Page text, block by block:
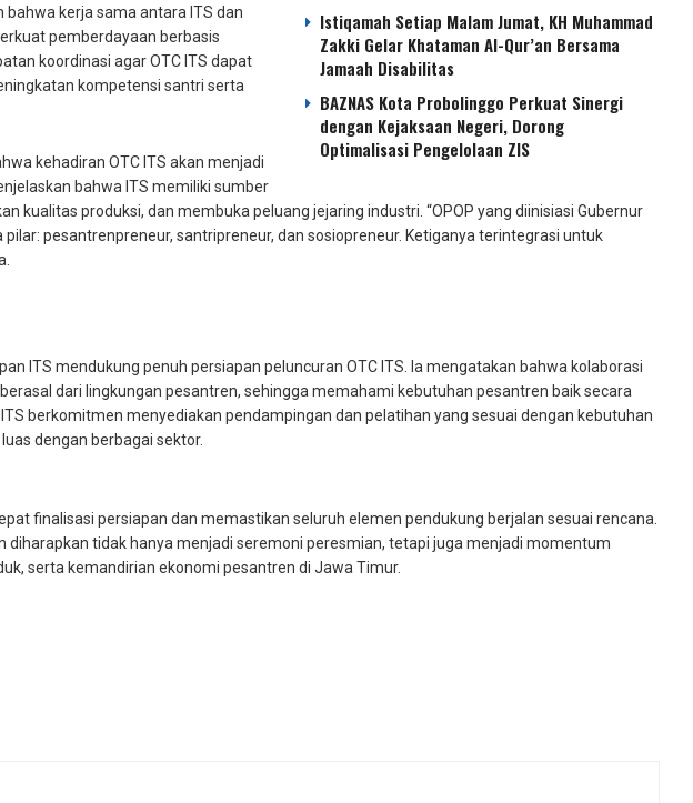
Istiqamah Setiap Malam Jumat, KH Muhammad
Zakki Gelar Khataman Al-Qur’an Bersama
Jamaah Disabilitas
BAZNAS Kota Probolinggo Perkuat Sinergi
dengan Kejaksaan Negeri, Dorong
Optimalisasi Pengelolaan ZIS
bahwa kerja sama antara ITS dan
pemberdayaan berbasis
koordinasi agar OTC ITS dapat
kompetensi santri serta
kehadiran OTC ITS akan menjadi
bahwa ITS memiliki sumber
kualitas produksi, dan membuka peluang jejaring industri. “OPOP yang diinisiasi Gubernur
pesantrenpreneur, santripreneur, dan sosiopreneur. Ketiganya terintegrasi untuk
ITS mendukung penuh persiapan peluncuran OTC ITS. Ia mengatakan bahwa kolaborasi
dari lingkungan pesantren, sehingga memahami kebutuhan pesantren baik secara
berkomitmen menyediakan pendampingan dan pelatihan yang sesuai dengan kebutuhan
dengan berbagai sektor.
finalisasi persiapan dan memastikan seluruh elemen pendukung berjalan sesuai rencana.
diharapkan tidak hanya menjadi seremoni peresmian, tetapi juga menjadi momentum
serta kemandirian ekonomi pesantren di Jawa Timur.